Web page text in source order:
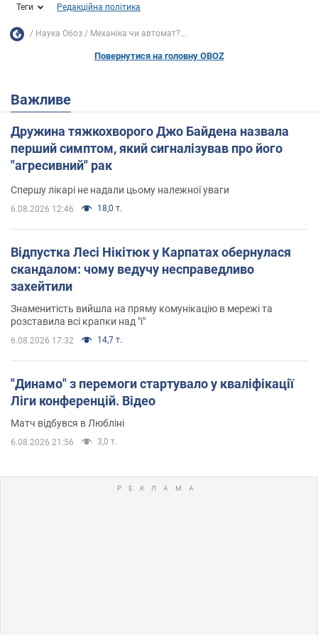
Теги Редакційна політика
Наука Обоз Механіка чи автомат?...
Повернутися на головну OBOZ
Важливе
Дружина тяжкохворого Джо Байдена назвала
перший симптом, який сигналізував про його
"агресивний" рак
Спершу лікарі не надали цьому належної уваги
6.08.2026 12:46 18,0 т.
Відпустка Лесі Нікітюк у Карпатах обернулася
скандалом: чому ведучу несправедливо
захейтили
Знаменитість вийшла на пряму комунікацію в мережі та
розставила всі крапки над "і"
6.08.2026 17:32 14,7 т.
"Динамо" з перемоги стартувало у кваліфікації
Ліги конференцій. Відео
Матч відбувся в Любліні
6.08.2026 21:56 3,0 т.